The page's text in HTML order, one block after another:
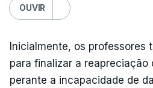
OUVIR
Inicialmente, os professores
para finalizar a reapreciação
perante a incapacidade de